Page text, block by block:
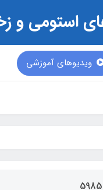
ویدیوهای آموزشی